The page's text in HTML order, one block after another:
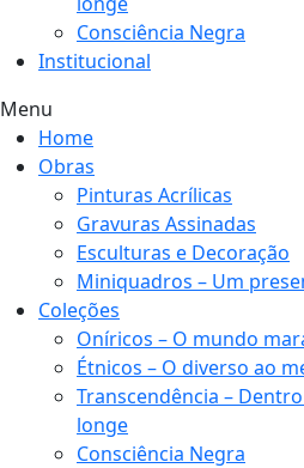
Consciência Negra
Institucional
Menu
Home
Obras
Pinturas Acrílicas
Gravuras Assinadas
Esculturas e Decoração
Miniquadros – Um
Coleções
Oníricos – O mundo
Étnicos – O diverso ao
Transcendência –
longe
Consciência Negra